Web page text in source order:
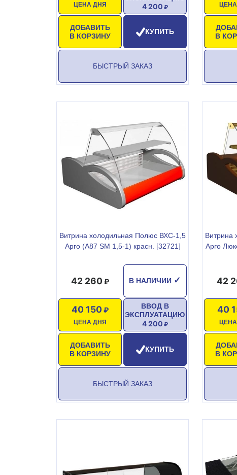
ЦЕНА ДНЯ
ДОБАВИТЬ
В КОРЗИНУ
4 200
КУПИТЬ
БЫСТРЫЙ ЗАКАЗ
В
Витрина холодильная Полюс ВХС-1,5
Арго (A87 SM 1,5-1) красн. [32721]
В НАЛИЧИИ ✓
42 260
ЦЕНА ДНЯ
40 150
ДОБАВИТЬ
В КОРЗИНУ
ВВОД В
ЭКСПЛУАТАЦИЮ
4 200
КУПИТЬ
БЫСТРЫЙ ЗАКАЗ
Витрина
Арго
42
40
В